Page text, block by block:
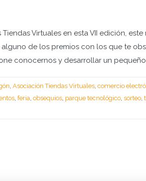
Virtuales en esta VII edición,
de los premios con los que te
conocernos y desarrollar un
, Asociación Tiendas Virtuales, comercio
, feria, obsequios, parque tecnológico, sorteo,